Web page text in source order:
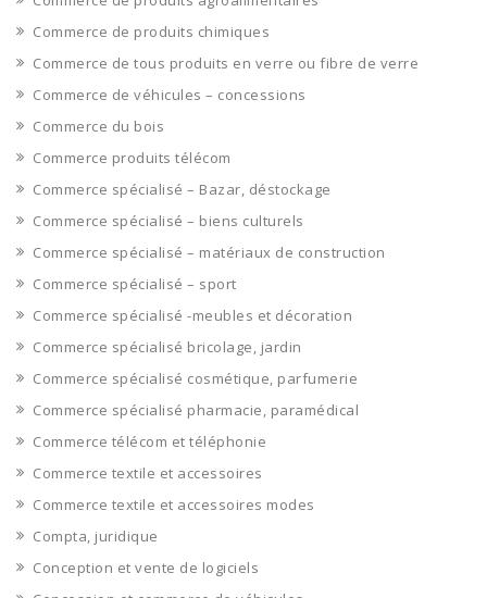
Commerce de produits chimiques
Commerce de tous produits en verre ou fibre de verre
Commerce de véhicules – concessions
Commerce du bois
Commerce produits télécom
Commerce spécialisé – Bazar, déstockage
Commerce spécialisé – biens culturels
Commerce spécialisé – matériaux de construction
Commerce spécialisé – sport
Commerce spécialisé -meubles et décoration
Commerce spécialisé bricolage, jardin
Commerce spécialisé cosmétique, parfumerie
Commerce spécialisé pharmacie, paramédical
Commerce télécom et téléphonie
Commerce textile et accessoires
Commerce textile et accessoires modes
Compta, juridique
Conception et vente de logiciels